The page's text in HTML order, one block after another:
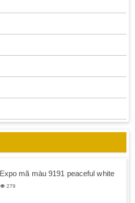
mã màu 9191 peaceful white
279